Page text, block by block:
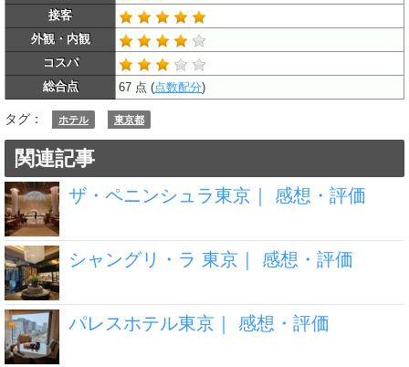
接客
外観・内観
コスパ
総合点
67 点 (点数配分)
タグ： ホテル 東京都
関連記事
ザ・ペニンシュラ東京｜ 感想・評価
シャングリ・ラ 東京｜ 感想・評価
パレスホテル東京｜ 感想・評価